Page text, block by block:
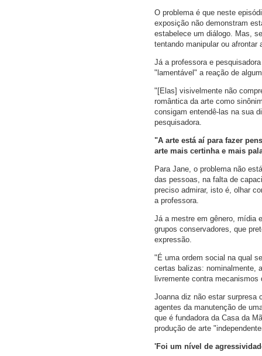
O problema é que neste
exposição não demonstram
estabelece um diálogo. Mas,
tentando manipular ou
Já a professora e
"lamentável" a reação de
"[Elas] visivelmente não
romântica da arte como
consigam entendê-las na sua
pesquisadora.
"A arte está aí para fazer
arte mais certinha e mais
Para Jane, o problema não
das pessoas, na falta de
preciso admirar, isto é, olhar
a professora.
Já a mestre em gênero, mídia
grupos conservadores, que
expressão.
"É uma ordem social na qual
certas balizas: nominalmente,
livremente contra
Joanna diz não estar surpresa
agentes da manutenção de
que é fundadora da Casa da
produção de arte
'Foi um nível de